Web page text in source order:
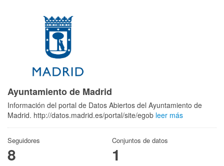
Ayuntamiento de Madrid
Información del portal de Datos Abiertos del Ayuntamiento de
Madrid. http://datos.madrid.es/portal/site/egob leer más
Seguidores
8
Conjuntos de datos
1